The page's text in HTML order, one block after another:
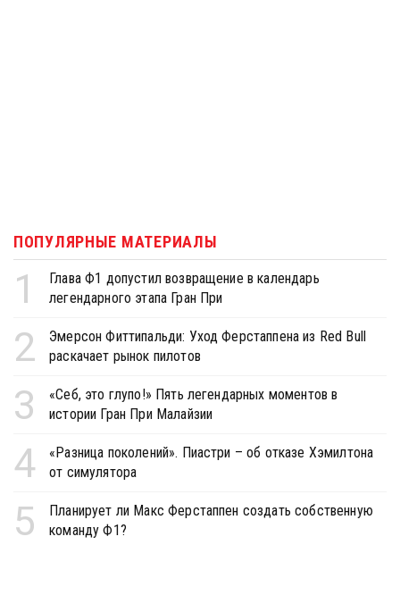
ПОПУЛЯРНЫЕ МАТЕРИАЛЫ
1
Глава Ф1 допустил возвращение в календарь
легендарного этапа Гран При
2
Эмерсон Фиттипальди: Уход Ферстаппена из Red Bull
раскачает рынок пилотов
3
«Себ, это глупо!» Пять легендарных моментов в
истории Гран При Малайзии
4
«Разница поколений». Пиастри – об отказе Хэмилтона
от симулятора
5
Планирует ли Макс Ферстаппен создать собственную
команду Ф1?